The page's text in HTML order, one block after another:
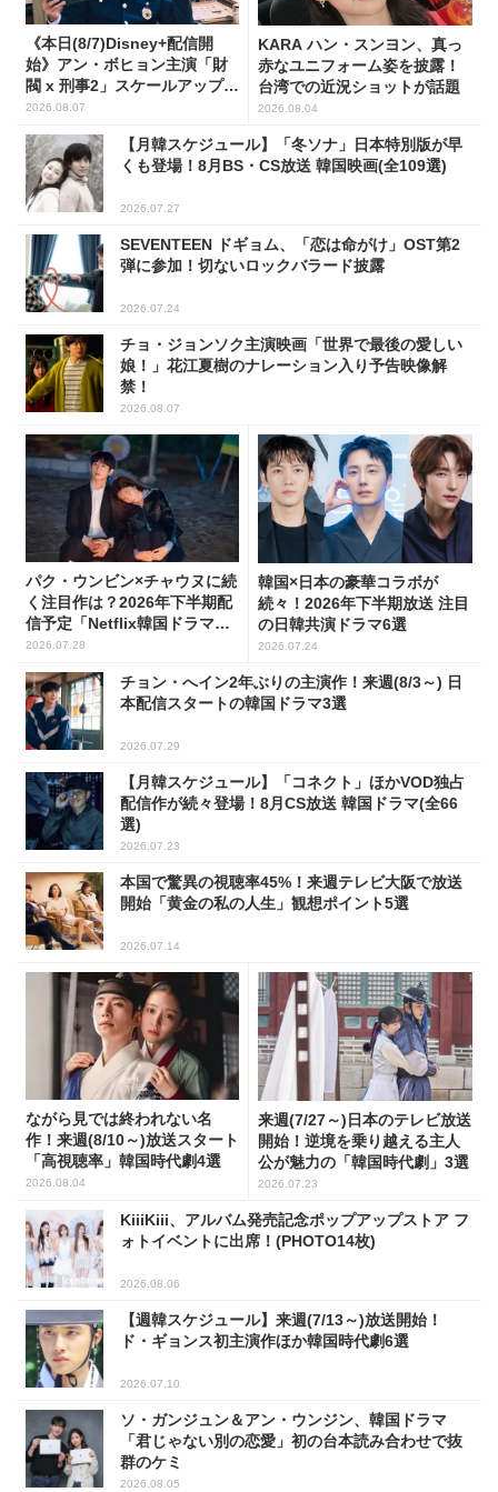
《本日(8/7)Disney+配信開
始》アン・ボヒョン主演「財
閥 x 刑事2」スケールアップし
たFLEX捜査に注目
2026.08.07
KARA ハン・スンヨン、真っ
赤なユニフォーム姿を披露！
台湾での近況ショットが話題
2026.08.04
【月韓スケジュール】「冬ソナ」日本特別版が早
くも登場！8月BS・CS放送 韓国映画(全109選)
2026.07.27
SEVENTEEN ドギョム、「恋は命がけ」OST第2
弾に参加！切ないロックバラード披露
2026.07.24
チョ・ジョンソク主演映画「世界で最後の愛しい
娘！」花江夏樹のナレーション入り予告映像解
禁！
2026.08.07
パク・ウンビン×チャウヌに続
く注目作は？2026年下半期配
信予定「Netflix韓国ドラマ」8
選
2026.07.28
韓国×日本の豪華コラボが
続々！2026年下半期放送 注目
の日韓共演ドラマ6選
2026.07.24
チョン・へイン2年ぶりの主演作！来週(8/3～) 日
本配信スタートの韓国ドラマ3選
2026.07.29
【月韓スケジュール】「コネクト」ほかVOD独占
配信作が続々登場！8月CS放送 韓国ドラマ(全66
選)
2026.07.23
本国で驚異の視聴率45%！来週テレビ大阪で放送
開始「黄金の私の人生」観想ポイント5選
2026.07.14
ながら見では終われない名
作！来週(8/10～)放送スタート
「高視聴率」韓国時代劇4選
2026.08.04
来週(7/27～)日本のテレビ放送
開始！逆境を乗り越える主人
公が魅力の「韓国時代劇」3選
2026.07.23
KiiiKiii、アルバム発売記念ポップアップストア フ
ォトイベントに出席！(PHOTO14枚)
2026.08.06
【週韓スケジュール】来週(7/13～)放送開始！
ド・ギョンス初主演作ほか韓国時代劇6選
2026.07.10
ソ・ガンジュン＆アン・ウンジン、韓国ドラマ
「君じゃない別の恋愛」初の台本読み合わせで抜
群のケミ
2026.08.05